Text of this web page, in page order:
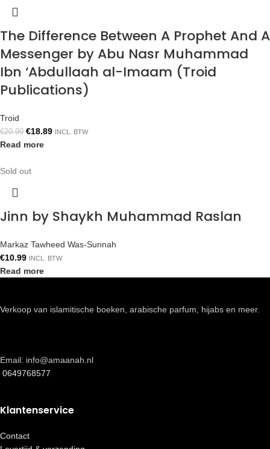
The Difference Between A Prophet And A
Messenger by Abu Nasr Muhammad
Ibn ‘Abdullaah al-Imaam (Troid
Publications)
Troid
€20.99 €18.89 INCL. BTW
Read more
Sold out
Jinn by Shaykh Muhammad Raslan
Markaz Tawheed Was-Sunnah
€10.99 INCL. BTW
Read more
Verkoop van islamitische boeken, arabische parfum, hijabs en meer.
Email: info@amaanah.nl
0649768577
Klantenservice
Contact